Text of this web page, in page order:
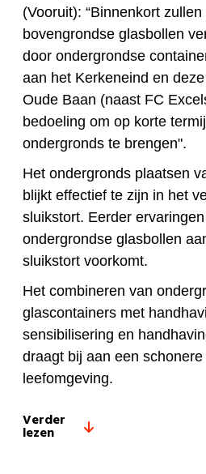
(Vooruit): “Binnenkort
bovengrondse glasbollen
door ondergrondse
aan het Kerkeneind en
Oude Baan (naast FC
bedoeling om op korte
ondergronds te brengen".
Het ondergronds plaatsen
blijkt effectief te zijn in het
sluikstort. Eerder
ondergrondse glasbollen
sluikstort voorkomt.
Het combineren van
glascontainers met
sensibilisering en
draagt bij aan een
leefomgeving.
Verder
lezen